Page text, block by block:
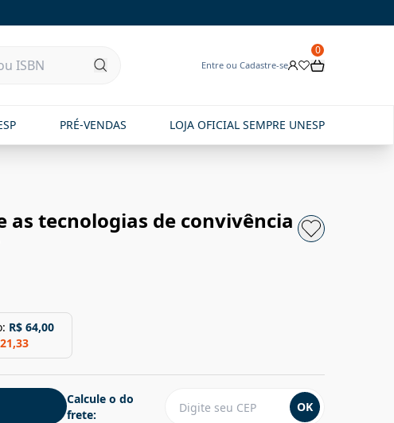
Entre ou Cadastre-se
0
PRÉ-VENDAS LOJA OFICIAL SEMPRE UNESP
as tecnologias de convivência
R$ 64,00
Calcule o do
frete:
OK